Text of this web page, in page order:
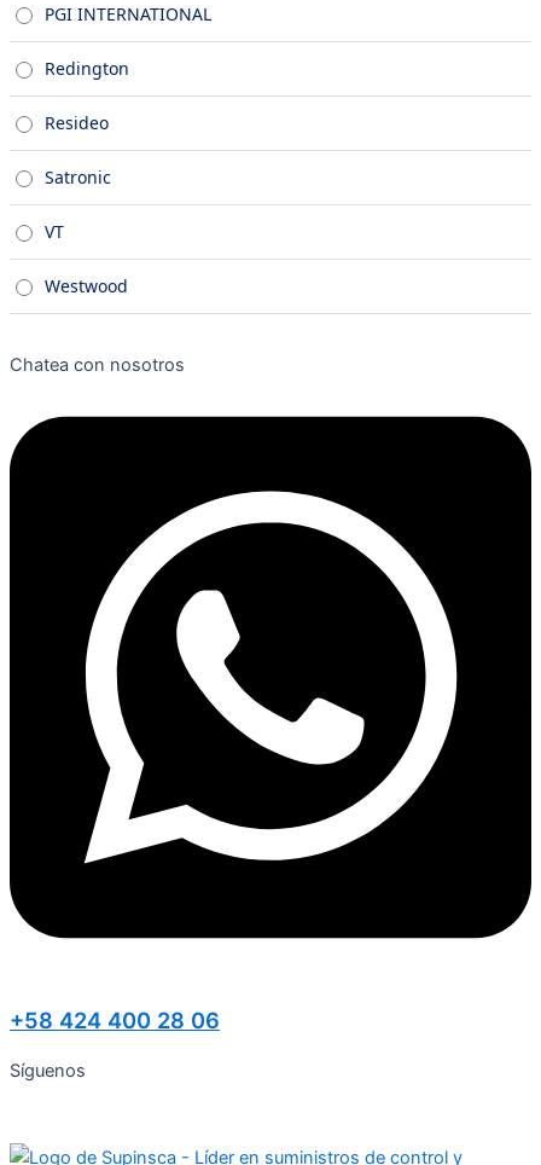
PGI INTERNATIONAL
Redington
Resideo
Satronic
VT
Westwood
Chatea con nosotros
+58 424 400 28 06
Síguenos